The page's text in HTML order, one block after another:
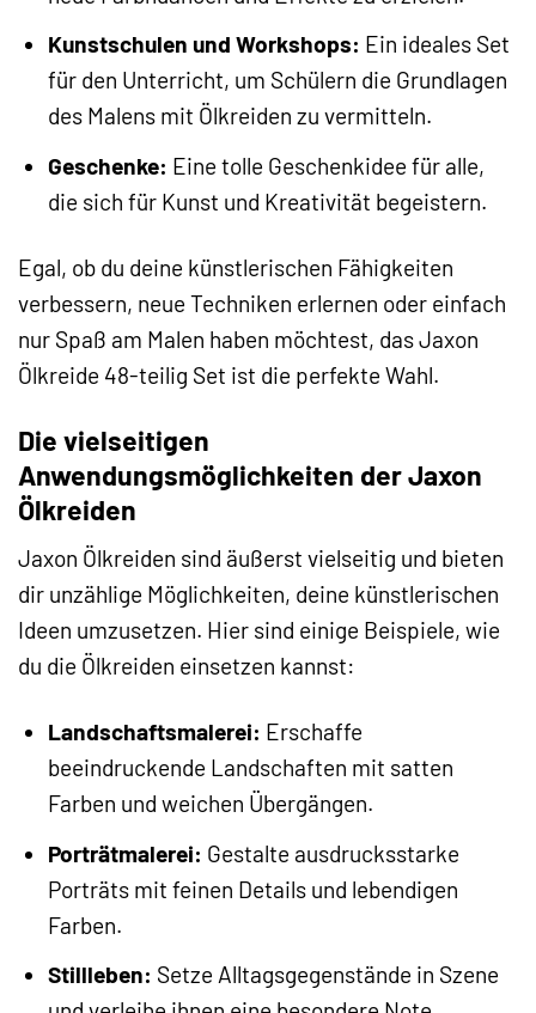
Kunstschulen und Workshops: Ein ideales Set
für den Unterricht, um Schülern die Grundlagen
des Malens mit Ölkreiden zu vermitteln.
Geschenke: Eine tolle Geschenkidee für alle,
die sich für Kunst und Kreativität begeistern.
Egal, ob du deine künstlerischen Fähigkeiten
verbessern, neue Techniken erlernen oder einfach
nur Spaß am Malen haben möchtest, das Jaxon
Ölkreide 48-teilig Set ist die perfekte Wahl.
Die vielseitigen
Anwendungsmöglichkeiten der Jaxon
Ölkreiden
Jaxon Ölkreiden sind äußerst vielseitig und bieten
dir unzählige Möglichkeiten, deine künstlerischen
Ideen umzusetzen. Hier sind einige Beispiele, wie
du die Ölkreiden einsetzen kannst:
Landschaftsmalerei: Erschaffe
beeindruckende Landschaften mit satten
Farben und weichen Übergängen.
Porträtmalerei: Gestalte ausdrucksstarke
Porträts mit feinen Details und lebendigen
Farben.
Stillleben: Setze Alltagsgegenstände in Szene